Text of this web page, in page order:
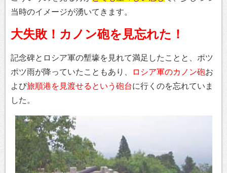
当時のイメージが湧いてきます。
大失敗！カノン砲を見忘れた！
記念碑とロシア軍の塹壕を見れて満足したことと、ポツ
ポツ雨が降っていたこともあり、
ロシア軍のカノン砲お
よび旅順港を見渡せるという砲台に行くのを忘れていま
した。